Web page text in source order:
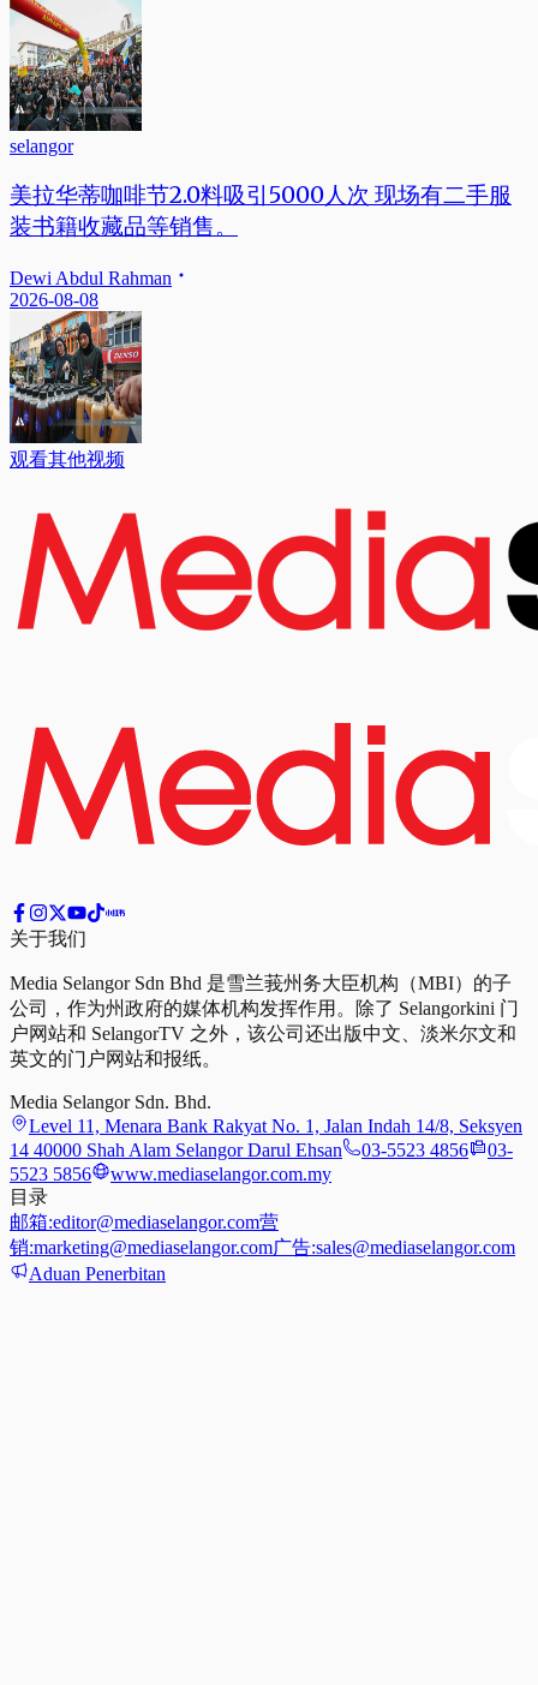
selangor
美拉华蒂咖啡节2.0料吸引5000人次 现场有二手服
装书籍收藏品等销售。
Dewi Abdul Rahman
2026-08-08
观看其他视频
关于我们
Media Selangor Sdn Bhd 是雪兰莪州务大臣机构（MBI）的子
公司，作为州政府的媒体机构发挥作用。除了 Selangorkini 门
户网站和 SelangorTV 之外，该公司还出版中文、淡米尔文和
英文的门户网站和报纸。
Media Selangor Sdn. Bhd.
Level 11, Menara Bank Rakyat No. 1, Jalan Indah 14/8, Seksyen
14 40000 Shah Alam Selangor Darul Ehsan
03-5523 4856
03-
5523 5856
www.mediaselangor.com.my
目录
邮箱:editor@mediaselangor.com营
销:marketing@mediaselangor.com广告:sales@mediaselangor.com
Aduan Penerbitan